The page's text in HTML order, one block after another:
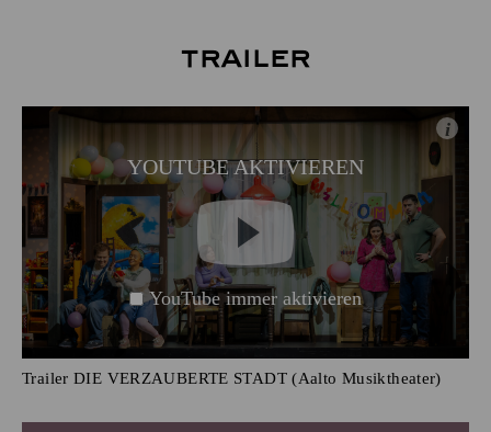
Trailer
YOUTUBE AKTIVIEREN
i
YouTube immer aktivieren
Trailer DIE VERZAUBERTE STADT (Aalto Musiktheater)